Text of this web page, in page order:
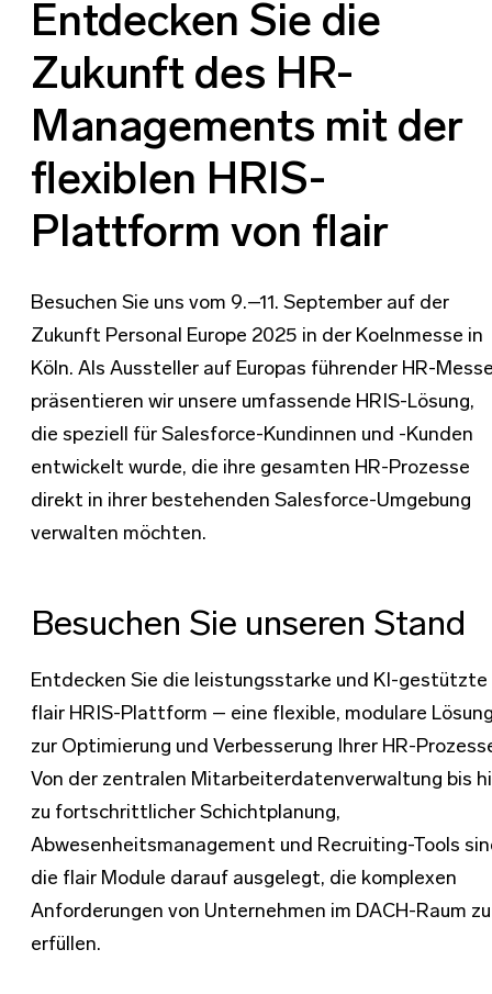
Entdecken Sie die
Zukunft des HR-
Managements mit der
flexiblen HRIS-
Plattform von flair
Besuchen Sie uns vom 9.–11. September auf der
Zukunft Personal Europe 2025 in der Koelnmesse in
Köln. Als Aussteller auf Europas führender HR-
präsentieren wir unsere umfassende HRIS-Lösung,
die speziell für Salesforce-Kundinnen und -Kunden
entwickelt wurde, die ihre gesamten HR-Prozesse
direkt in ihrer bestehenden Salesforce-Umgebung
verwalten möchten.
Besuchen Sie unseren Stand
Entdecken Sie die leistungsstarke und KI-gestützte
flair HRIS-Plattform – eine flexible, modulare
zur Optimierung und Verbesserung Ihrer HR-
Von der zentralen Mitarbeiterdatenverwaltung bis
zu fortschrittlicher Schichtplanung,
Abwesenheitsmanagement und Recruiting-Tools
die flair Module darauf ausgelegt, die komplexen
Anforderungen von Unternehmen im DACH-Raum zu
erfüllen.